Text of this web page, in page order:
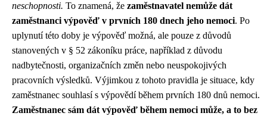
neschopnosti. To znamená, že zaměstnavatel nemůže dát
zaměstnanci výpověď v prvních 180 dnech jeho nemoci. Po
uplynutí této doby je výpověď možná, ale pouze z důvodů
stanovených v § 52 zákoníku práce, například z důvodu
nadbytečnosti, organizačních změn nebo neuspokojivých
pracovních výsledků. Výjimkou z tohoto pravidla je situace, kdy
zaměstnanec souhlasí s výpovědí během prvních 180 dnů nemoci.
Zaměstnanec sám dát výpověď během nemoci může, a to bez